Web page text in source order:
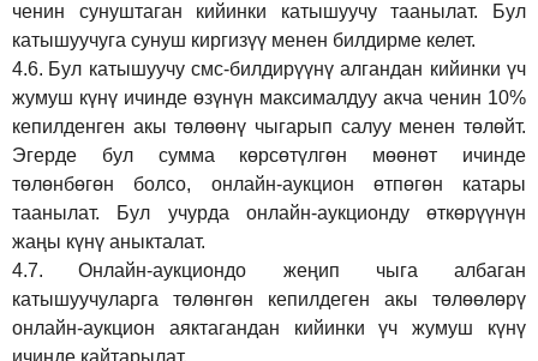
ченин сунуштаган кийинки катышуучу таанылат. Бул
катышуучуга сунуш киргизүү менен билдирме келет.
4.6. Бул катышуучу смс-билдирүүнү алгандан кийинки үч
жумуш күнү ичинде өзүнүн максималдуу акча ченин 10%
кепилденген акы төлөөнү чыгарып салуу менен төлөйт.
Эгерде бул сумма көрсөтүлгөн мөөнөт ичинде
төлөнбөгөн болсо, онлайн-аукцион өтпөгөн катары
таанылат. Бул учурда онлайн-аукционду өткөрүүнүн
жаңы күнү аныкталат.
4.7.
Онлайн-аукциондо жеңип чыга албаган
катышуучуларга төлөнгөн кепилдеген акы төлөөлөрү
онлайн-аукцион аяктагандан кийинки үч жумуш күнү
ичинде кайтарылат.